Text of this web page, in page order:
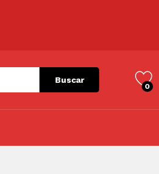
Buscar
0